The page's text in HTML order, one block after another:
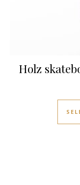
Holz